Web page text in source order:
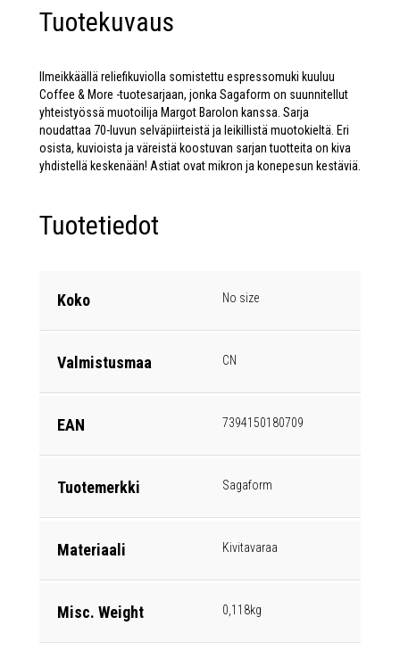
Tuotekuvaus
Ilmeikkäällä reliefikuviolla somistettu espressomuki kuuluu
Coffee & More -tuotesarjaan, jonka Sagaform on suunnitellut
yhteistyössä muotoilija Margot Barolon kanssa. Sarja
noudattaa 70-luvun selväpiirteistä ja leikillistä muotokieltä. Eri
osista, kuvioista ja väreistä koostuvan sarjan tuotteita on kiva
yhdistellä keskenään! Astiat ovat mikron ja konepesun kestäviä.
Tuotetiedot
Koko No size
Valmistusmaa CN
EAN 7394150180709
Tuotemerkki Sagaform
Materiaali Kivitavaraa
Misc. Weight 0,118kg